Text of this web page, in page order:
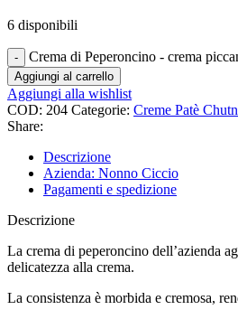
6 disponibili
Crema di Peperoncino - crema
Aggiungi al carrello
Aggiungi alla wishlist
COD: 204 Categorie: Creme Patè
Share:
Descrizione
Azienda: Nonno Ciccio
Pagamenti e spedizione
Descrizione
La crema di peperoncino dell’azienda
delicatezza alla crema.
La consistenza è morbida e cremosa,